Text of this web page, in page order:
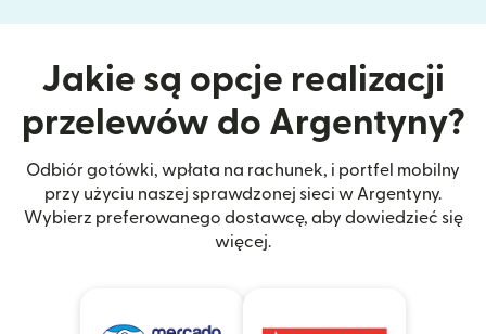
Jakie są opcje realizacji
przelewów do Argentyny?
Odbiór gotówki, wpłata na rachunek, i portfel mobilny
przy użyciu naszej sprawdzonej sieci w Argentyny.
Wybierz preferowanego dostawcę, aby dowiedzieć się
więcej.